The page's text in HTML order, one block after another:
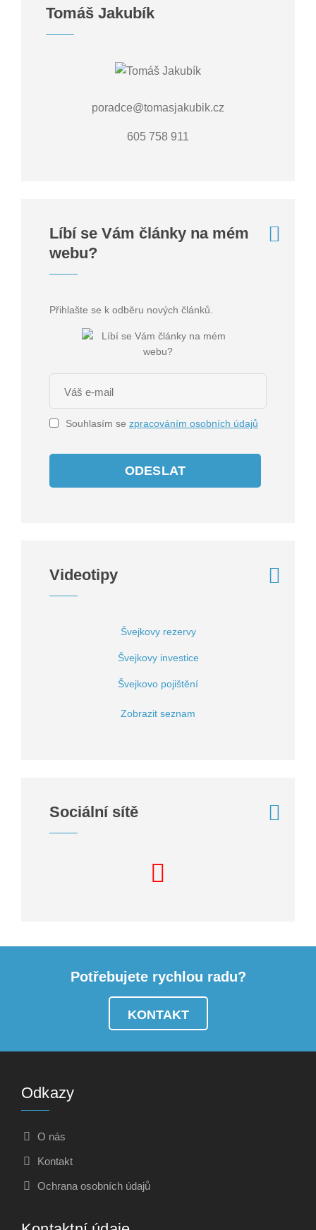
Tomáš Jakubík
poradce@tomasjakubik.cz
605 758 911
Líbí se Vám články na mém
webu?
Přihlašte se k odběru nových článků.
Souhlasím se zpracováním osobních údajů
ODESLAT
Videotipy
Švejkovy rezervy
Švejkovy investice
Švejkovo pojištění
Zobrazit seznam
Sociální sítě
Potřebujete rychlou radu?
KONTAKT
Odkazy
O nás
Kontakt
Ochrana osobních údajů